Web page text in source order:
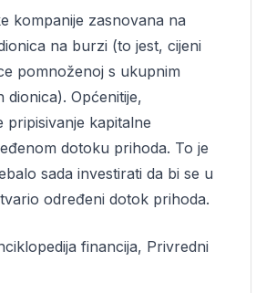
kompanije zasnovana na
na burzi (to jest, cijeni
pomnoženoj s ukupnim
dionica). Općenitije,
pripisivanje kapitalne
dotoku prihoda. To je
sada investirati da bi se u
određeni dotok prihoda.
financija, Privredni